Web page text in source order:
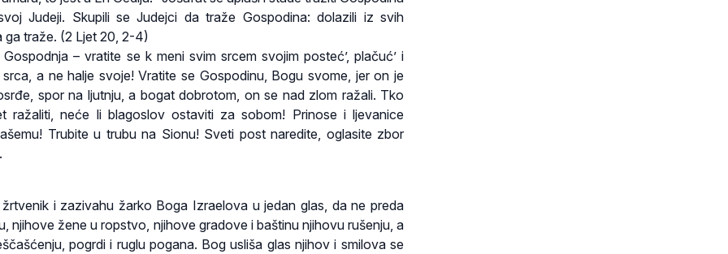
Judeji. Skupili se Judejci da traže Gospodina: dolazili iz svih
ga traže. (2 Ljet 20, 2-4)
Gospodnja – vratite se k meni svim srcem svojim posteć’, plačuć’ i
srca, a ne halje svoje! Vratite se Gospodinu, Bogu svome, jer on je
spor na ljutnju, a bogat dobrotom, on se nad zlom ražali. Tko
ražaliti, neće li blagoslov ostaviti za sobom! Prinose i ljevanice
Trubite u trubu na Sionu! Sveti post naredite, oglasite zbor
i zazivahu žarko Boga Izraelova u jedan glas, da ne preda
njihove žene u ropstvo, njihove gradove i baštinu njihovu rušenju, a
pogrdi i ruglu pogana. Bog usliša glas njihov i smilova se